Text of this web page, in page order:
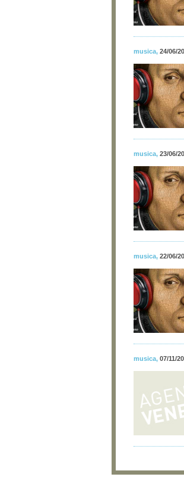
musica, 24/06/
musica, 23/06/
musica, 22/06/
musica, 07/11/